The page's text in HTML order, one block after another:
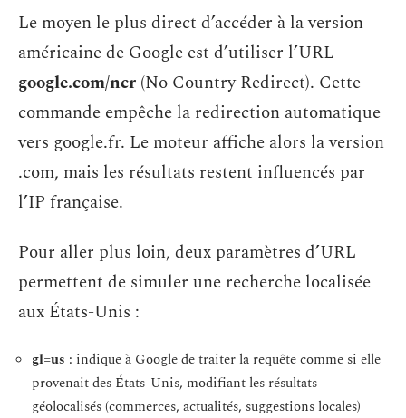
Le moyen le plus direct d’accéder à la version
américaine de Google est d’utiliser l’URL
google.com/ncr (No Country Redirect). Cette
commande empêche la redirection automatique
vers google.fr. Le moteur affiche alors la version
.com, mais les résultats restent influencés par
l’IP française.
Pour aller plus loin, deux paramètres d’URL
permettent de simuler une recherche localisée
aux États-Unis :
gl=us : indique à Google de traiter la requête comme si elle
provenait des États-Unis, modifiant les résultats
géolocalisés (commerces, actualités, suggestions locales)